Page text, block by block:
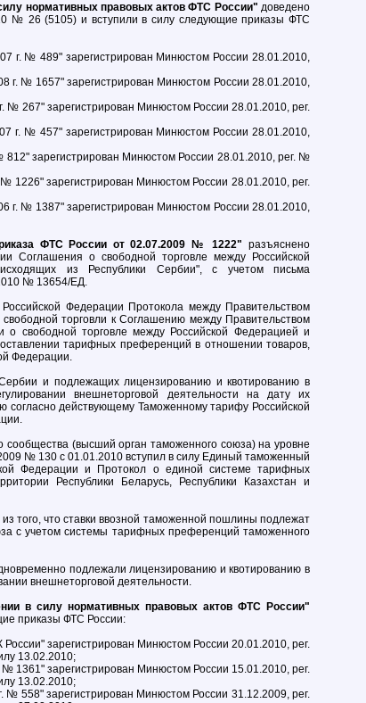
нормативных правовых актов ФТС России" доведено
№ 26 (5105) и вступили в силу следующие приказы ФТС
г. № 489" зарегистрирован Минюстом России 28.01.2010,
г. № 1657" зарегистрирован Минюстом России 28.01.2010,
267" зарегистрирован Минюстом России 28.01.2010, рег.
г. № 457" зарегистрирован Минюстом России 28.01.2010,
зарегистрирован Минюстом России 28.01.2010, рег. №
зарегистрирован Минюстом России 28.01.2010, рег.
г. № 1387" зарегистрирован Минюстом России 28.01.2010,
ФТС России от 02.07.2009 № 1222" разъяснено
о свободной торговле между Российской
из Республики Сербии", с учетом письма
№ 13654/ЕД.
Федерации Протокола между Правительством
торговли к Соглашению между Правительством
свободной торговле между Российской Федерацией и
тарифных преференций в отношении товаров,
Федерации.
и подлежащих лицензированию и квотированию в
внешнеторговой деятельности на дату их
действующему Таможенному тарифу Российской
сообщества (высший орган таможенного союза) на уровне
№ 130 с 01.01.2010 вступил в силу Единый таможенный
Федерации и Протокол о единой системе тарифных
Республики Беларусь, Республики Казахстан и
того, что ставки ввозной таможенной пошлины подлежат
с учетом системы тарифных преференций таможенного
подлежали лицензированию и квотированию в
внешнеторговой деятельности.
в силу нормативных правовых актов ФТС России"
приказы ФТС России:
зарегистрирован Минюстом России 20.01.2010, рег.
13.02.2010;
1361" зарегистрирован Минюстом России 15.01.2010, рег.
13.02.2010;
558" зарегистрирован Минюстом России 31.12.2009, рег.